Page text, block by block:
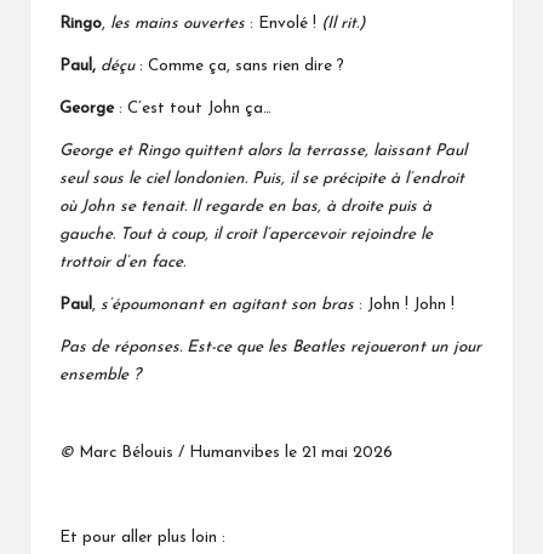
Ringo, les mains ouvertes : Envolé ! (Il rit.)
Paul, déçu: Comme ça, sans rien dire ?
George : C’est tout John ça…
George et Ringo quittent alors la terrasse, laissant Paul
seul sous le ciel londonien. Puis, il se précipite à l’endroit
où John se tenait. Il regarde en bas, à droite puis à
gauche. Tout à coup, il croit l’apercevoir rejoindre le
trottoir d’en face.
Paul , s’époumonant en agitant son bras : John ! John !
Pas de réponses. Est-ce que les Beatles rejoueront un jour
ensemble ?
© Marc Bélouis / Humanvibes le 21 mai 2026
Et pour aller plus loin :